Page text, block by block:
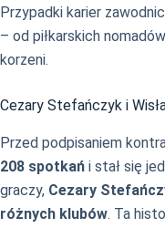
Przypadki karier
– od piłkarskich
korzeni.
Cezary Stefańczyk i
Przed podpisaniem
208 spotkań i stał się
graczy, Cezary
różnych klubów. Ta